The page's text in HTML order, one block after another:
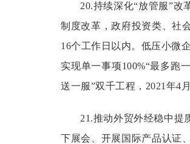
20.持续深化“放管服”改
制度改革，政府投资类、社
16个工作日以内。低压小微
实现单一事项100%“最多跑
送一服”双千工程，2021年4
21.推动外贸外经稳中提
下展会、开展国际产品认证